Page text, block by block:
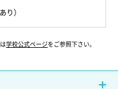
り）
学校公式ページをご参照下さい。